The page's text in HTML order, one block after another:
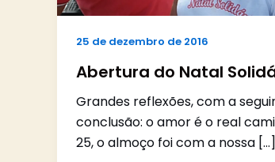
25 de dezembro de 2016
Abertura do Natal
Grandes reflexões, com a
conclusão: o amor é o real
25, o almoço foi com a nossa […]